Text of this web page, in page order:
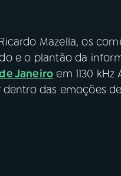
Mazella, os
e o plantão da
Janeiro em 1130
dentro das emoções